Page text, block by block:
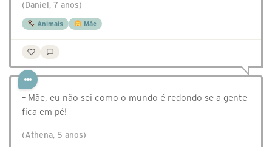
(Daniel, 7 anos)
Animais Mãe
– Mãe, eu não sei como o mundo é redondo se a gente
fica em pé!
(Athena, 5 anos)